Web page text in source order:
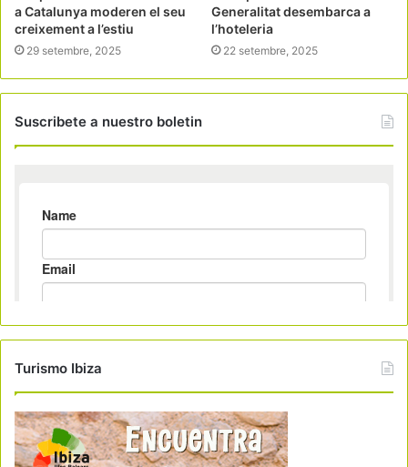
a Catalunya moderen el seu
creixement a l’estiu
29 setembre, 2025
Generalitat desembarca a
l’hoteleria
22 setembre, 2025
Suscribete a nuestro boletin
Turismo Ibiza